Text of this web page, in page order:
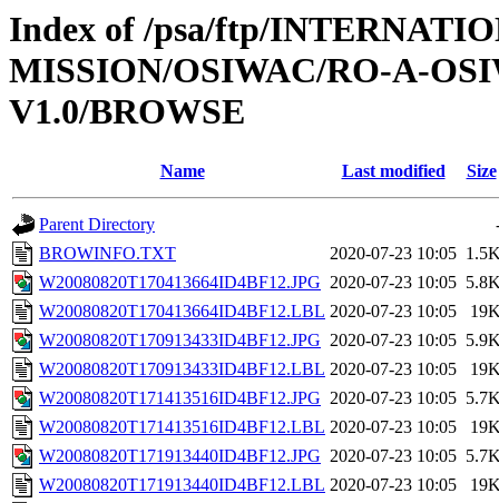
Index of /psa/ftp/
MISSION/OSIWAC/RO-A-
V1.0/BROWSE
Name Last modified Size
Parent Directory
BROWINFO.TXT
2020-07-23 10:05
W20080820T170413664ID4BF12.JPG 2020-07-23 10:05
W20080820T170413664ID4BF12.LBL 2020-07-23 10:05
W20080820T170913433ID4BF12.JPG 2020-07-23 10:05
W20080820T170913433ID4BF12.LBL 2020-07-23 10:05
W20080820T171413516ID4BF12.JPG 2020-07-23 10:05
W20080820T171413516ID4BF12.LBL 2020-07-23 10:05
W20080820T171913440ID4BF12.JPG 2020-07-23 10:05
W20080820T171913440ID4BF12.LBL 2020-07-23 10:05